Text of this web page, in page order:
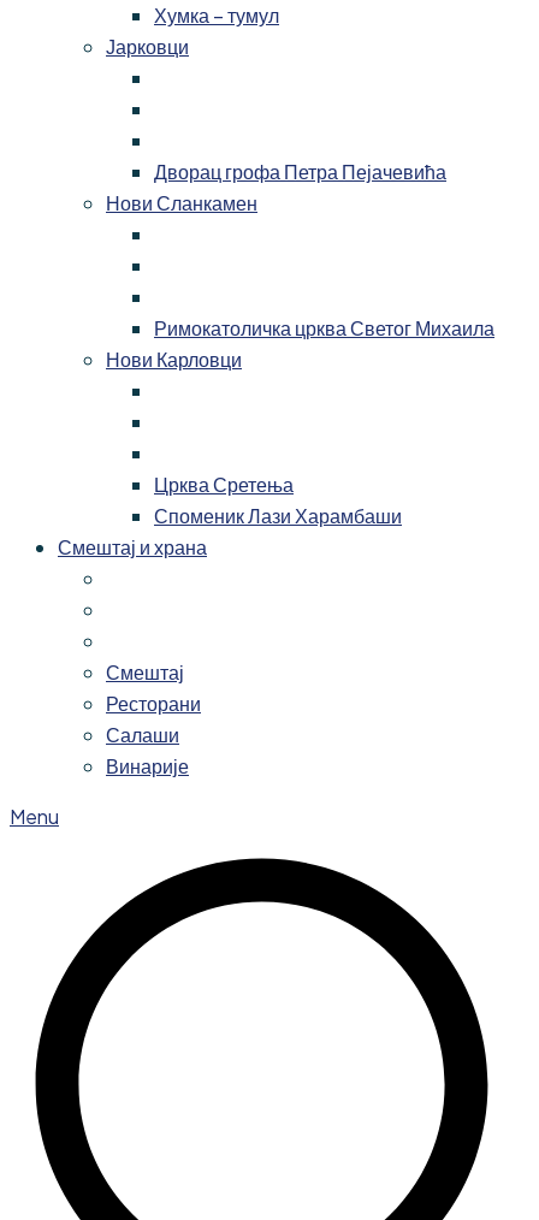
Хумка – тумул
Јарковци
Дворац грофа Петра Пејачевића
Нови Сланкамен
Римокатоличка црква Светог Михаила
Нови Карловци
Црква Сретења
Споменик Лази Харамбаши
Смештај и храна
Смештај
Ресторани
Салаши
Винарије
Menu